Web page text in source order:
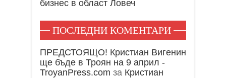
бизнес в област Ловеч
ПОСЛЕДНИ КОМЕНТАРИ
ПРЕДСТОЯЩО! Кристиан Вигенин
ще бъде в Троян на 9 април -
TroyanPress.com за Кристиан